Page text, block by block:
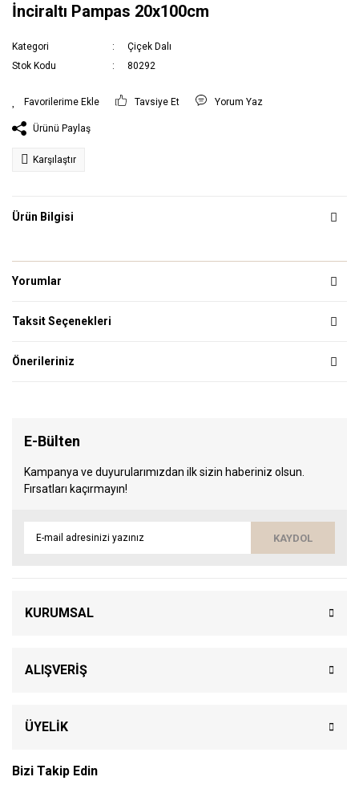
İnciraltı Pampas 20x100cm
Kategori
Çiçek Dalı
Stok Kodu
80292
Tavsiye Et Yorum Yaz
Ürünü Paylaş
Karşılaştır
Ürün Bilgisi
Yorumlar
Taksit Seçenekleri
Önerileriniz
E-Bülten
Kampanya ve duyurularımızdan ilk sizin haberiniz olsun.
Fırsatları kaçırmayın!
KAYDOL
KURUMSAL
ALIŞVERİŞ
ÜYELİK
Bizi Takip Edin